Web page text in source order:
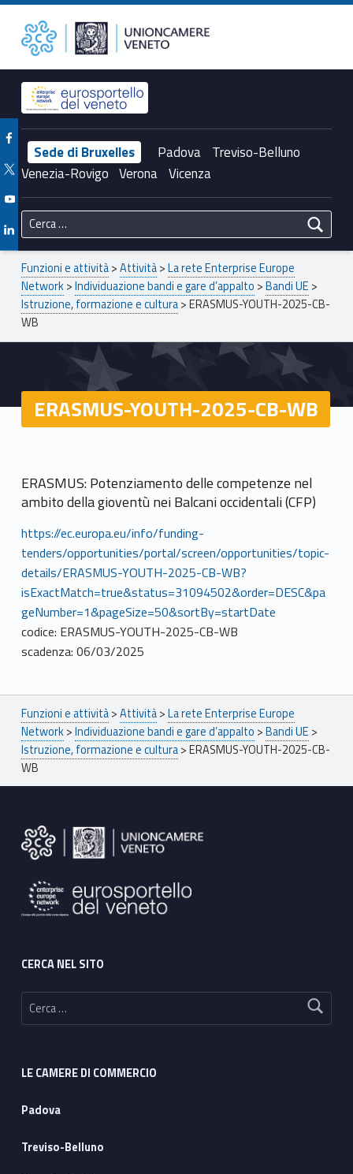
ERASMUS-YOUTH-2025-CB-WB – Unioncamere del Veneto Unioncamere del Veneto
Header info sidebar
Sede di Bruxelles Padova Treviso-Belluno
Venezia-Rovigo Verona Vicenza
Facebook Unioncamere Veneto
Twitter Unioncamere Veneto
Youtube Unioncamere Veneto
Linkedin Unioncamere Veneto
Ricerca per:
Breadcrumbs navigation
Funzioni e attività>Attività>La rete Enterprise Europe
Network>Individuazione bandi e gare d’appalto >Bandi UE >
Istruzione, formazione e cultura>ERASMUS-YOUTH-2025-CB-
WB
ERASMUS-YOUTH-2025-CB-WB
ERASMUS: Potenziamento delle competenze nel
ambito della gioventù nei Balcani occidentali (CFP)
https://ec.europa.eu/info/funding-
tenders/opportunities/portal/screen/opportunities/topic-
details/ERASMUS-YOUTH-2025-CB-WB?
isExactMatch=true&status=31094502&order=DESC&pa
geNumber=1&pageSize=50&sortBy=startDate
codice: ERASMUS-YOUTH-2025-CB-WB
scadenza: 06/03/2025
Breadcrumbs navigation
Funzioni e attività>Attività>La rete Enterprise Europe
Network>Individuazione bandi e gare d’appalto >Bandi UE >
Istruzione, formazione e cultura>ERASMUS-YOUTH-2025-CB-
WB
CERCA NEL SITO
Ricerca per:
LE CAMERE DI COMMERCIO
Padova
Treviso-Belluno